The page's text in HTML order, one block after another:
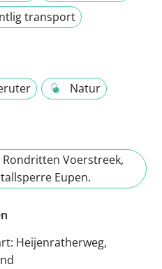
transport
Natur
Voerstreek,
Eupen.
Heijenratherweg,